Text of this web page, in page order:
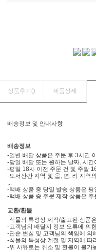
상품후기() 제품상세
배송정보 및 안내사항
배송정보
-일반 배달 상품은 주문 후 3시간
-당일 배달 또는 원하는 날짜, 시간
-평일 18시 이전 주문 건 및 주말
-도서산간 지역 및 읍, 면, 리 지역
-택배 상품 중 당일 발송 상품은
-택배 상품 중 주문 제작 상품은
교환/환불
-식물의 특성상 제작/출고된 상품
-고객님의 배달지 정보 오류에 의
-단순 변심 및 고객님의 책임에 의
-식물의 특성상 계절 및 지역에 따
-위 사유로는 취소 및 환불이 불가